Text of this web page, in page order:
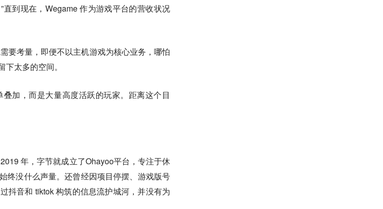
到现在，Wegame 作为游戏平台的营收状况
要考量，即便不以主机游戏为核心业务，哪怕
太多的空间。
加，而是大量高度活跃的玩家。距离这个目
年，字节就成立了Ohayoo平台，专注于休
终没什么声量。还曾经因项目停摆、游戏版号
抖音和 tiktok 构筑的信息流护城河，并没有为